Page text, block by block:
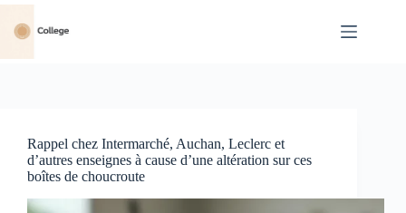
Passer
contenu
Rappel chez Intermarché, Auchan, Leclerc et
d’autres enseignes à cause d’une altération sur ces
boîtes de choucroute